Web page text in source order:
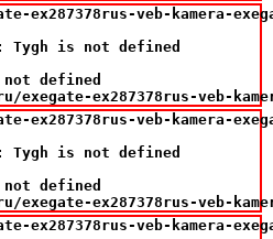
veb-kamera-
Tygh is not defined
defined
exegate-ex287378rus-veb-
veb-kamera-
Tygh is not defined
defined
exegate-ex287378rus-veb-
veb-kamera-